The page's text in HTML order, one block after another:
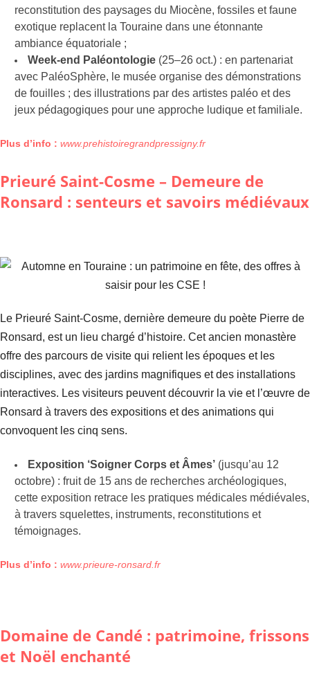
reconstitution des paysages du Miocène, fossiles et faune
exotique replacent la Touraine dans une étonnante
ambiance équatoriale ;
Week-end Paléontologie (25–26 oct.) : en partenariat
avec PaléoSphère, le musée organise des démonstrations
de fouilles ; des illustrations par des artistes paléo et des
jeux pédagogiques pour une approche ludique et familiale.
Plus d’info : www.prehistoiregrandpressigny.fr
Prieuré Saint-Cosme – Demeure de
Ronsard : senteurs et savoirs médiévaux
Le Prieuré Saint-Cosme, dernière demeure du poète Pierre de
Ronsard, est un lieu chargé d’histoire. Cet ancien monastère
offre des parcours de visite qui relient les époques et les
disciplines, avec des jardins magnifiques et des installations
interactives. Les visiteurs peuvent découvrir la vie et l’œuvre de
Ronsard à travers des expositions et des animations qui
convoquent les cinq sens.
Exposition ‘Soigner Corps et Âmes’ (jusqu’au 12
octobre) : fruit de 15 ans de recherches archéologiques,
cette exposition retrace les pratiques médicales médiévales,
à travers squelettes, instruments, reconstitutions et
témoignages.
Plus d’info : www.prieure-ronsard.fr
Domaine de Candé : patrimoine, frissons
et Noël enchanté